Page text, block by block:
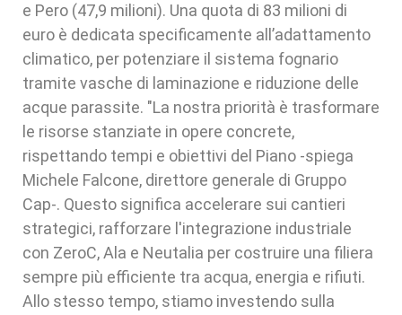
e Pero (47,9 milioni). Una quota di 83 milioni di
euro è dedicata specificamente all’adattamento
climatico, per potenziare il sistema fognario
tramite vasche di laminazione e riduzione delle
acque parassite. "La nostra priorità è trasformare
le risorse stanziate in opere concrete,
rispettando tempi e obiettivi del Piano -spiega
Michele Falcone, direttore generale di Gruppo
Cap-. Questo significa accelerare sui cantieri
strategici, rafforzare l'integrazione industriale
con ZeroC, Ala e Neutalia per costruire una filiera
sempre più efficiente tra acqua, energia e rifiuti.
Allo stesso tempo, stiamo investendo sulla